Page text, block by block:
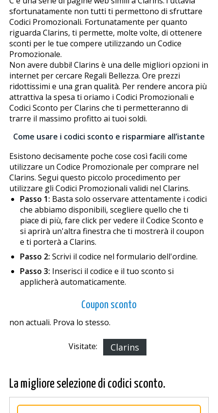
sfortunatamente non tutti ti permettono di sfruttare
Codici Promozionali. Fortunatamente per quanto
riguarda Clarins, ti permette, molte volte, di ottenere
sconti per le tue compere utilizzando un Codice
Promozionale.
Non avere dubbi! Clarins è una delle migliori opzioni in
internet per cercare Regali Bellezza. Offre prezzi
ridottissimi e una gran qualità. Per rendere ancora più
attrattiva la spesa ti offriamo i Codici Promozionali e
Codici Sconto per Clarins che ti permetteranno di
trarre il massimo profitto ai tuoi soldi.
Come usare i codici sconto e risparmiare all’istante
Esistono decisamente poche cose così facili come
utilizzare un Codice Promozionale per comprare nel
Clarins. Segui questo piccolo procedimento per
utilizzare gli Codici Promozionali validi nel Clarins.
Passo 1: Basta solo osservare attentamente i codici
che abbiamo disponibili, scegliere quello che ti
piace di più, fare click per vedere il Codice Sconto e
si aprirà un'altra finestra che ti mostrerà il coupon
e ti porterà a Clarins.
Passo 2: Scrivi il codice nel formulario dell'ordine.
Passo 3: Inserisci il codice e il tuo sconto si
applicherà automaticamente.
Coupon sconto
non actuali. Prova lo stesso.
Visitate: Clarins
La migliore selezione di codici sconto.